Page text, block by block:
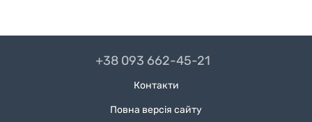
+38 093 662-45-21
Контакти
Повна версія сайту